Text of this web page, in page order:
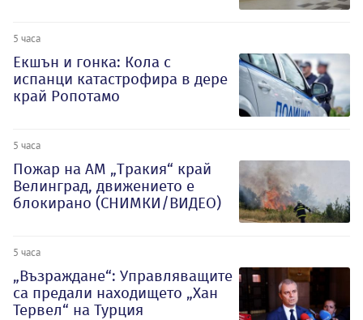
5 часа
Екшън и гонка: Кола с
испанци катастрофира в дере
край Ропотамо
5 часа
Пожар на АМ „Тракия“ край
Велинград, движението е
блокирано (СНИМКИ/ВИДЕО)
5 часа
„Възраждане“: Управляващите
са предали находището „Хан
Тервел“ на Турция